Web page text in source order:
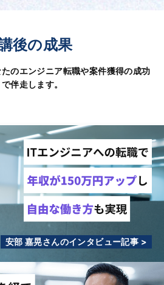
後の成果
のエンジニア転職や案件獲得の成功
で伴走します。
安部 嘉晃さんのインタビュー記事 >